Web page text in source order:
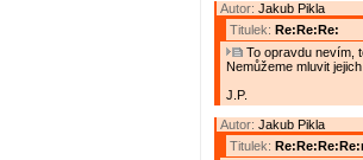
Autor: Jakub Pikla
Titulek: Re:Re:Re:
To opravdu nevím,
Nemůžeme mluvit jejich
J.P.
Autor: Jakub Pikla
Titulek: